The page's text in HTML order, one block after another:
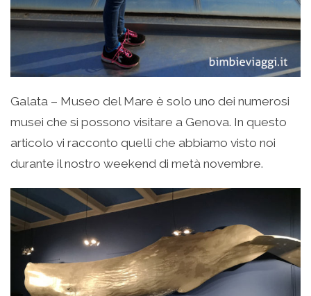
Galata – Museo del Mare è solo uno dei numerosi
musei che si possono visitare a Genova. In questo
articolo vi racconto quelli che abbiamo visto noi
durante il nostro weekend di metà novembre.